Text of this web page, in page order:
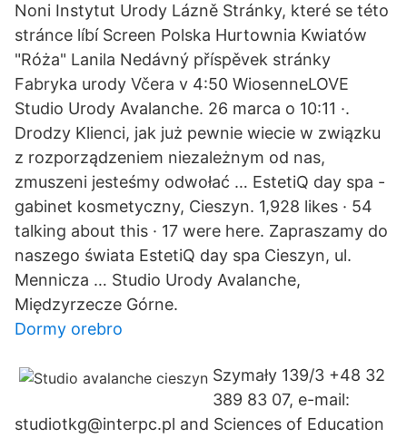
Noni Instytut Urody Lázně Stránky, které se této
stránce líbí Screen Polska Hurtownia Kwiatów
"Róża" Lanila Nedávný příspěvek stránky
Fabryka urody Včera v 4:50 WiosenneLOVE
Studio Urody Avalanche. 26 marca o 10:11 ·.
Drodzy Klienci, jak już pewnie wiecie w związku
z rozporządzeniem niezależnym od nas,
zmuszeni jesteśmy odwołać … EstetiQ day spa -
gabinet kosmetyczny, Cieszyn. 1,928 likes · 54
talking about this · 17 were here. Zapraszamy do
naszego świata EstetiQ day spa Cieszyn, ul.
Mennicza … Studio Urody Avalanche,
Międzyrzecze Górne.
Dormy orebro
Szymały 139/3 +48 32
389 83 07, e-mail:
studiotkg@interpc.pl and Sciences of Education